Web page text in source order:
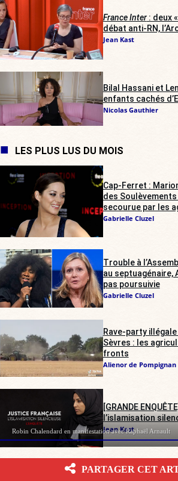
Robin Chalendard en manifestation avec Raphaël Arnault
France Inter: deux
débat anti-RN,
Jean Kast
Bilal Hassani et
enfants cachés
Nicolas Gauthier
LES PLUS LUS DU MOIS
Cap-Ferret :
des
secourue par les
Gabrielle Cluzel
Trouble à
au septuagénaire,
pas poursuivie
Gabrielle Cluzel
Rave-party
Sèvres : les
fronts
Alienor de Pompignan
[GRANDE
l’islamisation
Jean Kast
PARTAGER CET